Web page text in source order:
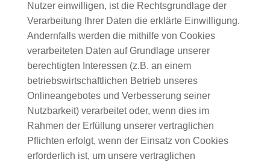
Nutzer einwilligen, ist die Rechtsgrundlage der
Verarbeitung Ihrer Daten die erklärte Einwilligung.
Andernfalls werden die mithilfe von Cookies
verarbeiteten Daten auf Grundlage unserer
berechtigten Interessen (z.B. an einem
betriebswirtschaftlichen Betrieb unseres
Onlineangebotes und Verbesserung seiner
Nutzbarkeit) verarbeitet oder, wenn dies im
Rahmen der Erfüllung unserer vertraglichen
Pflichten erfolgt, wenn der Einsatz von Cookies
erforderlich ist, um unsere vertraglichen